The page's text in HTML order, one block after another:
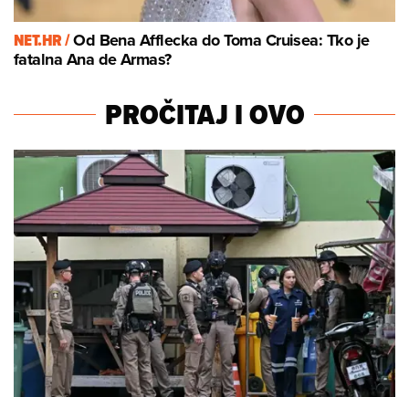
NET.HR /Od Bena Afflecka do Toma Cruisea: Tko je
fatalna Ana de Armas?
PROČITAJ I OVO